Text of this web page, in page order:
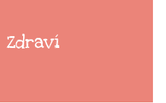
Zdraví